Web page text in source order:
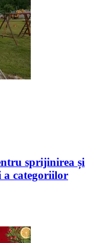
sprijinirea și
a categoriilor